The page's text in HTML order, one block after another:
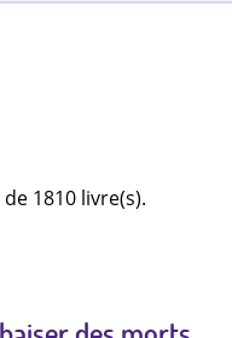
1810 livre(s).